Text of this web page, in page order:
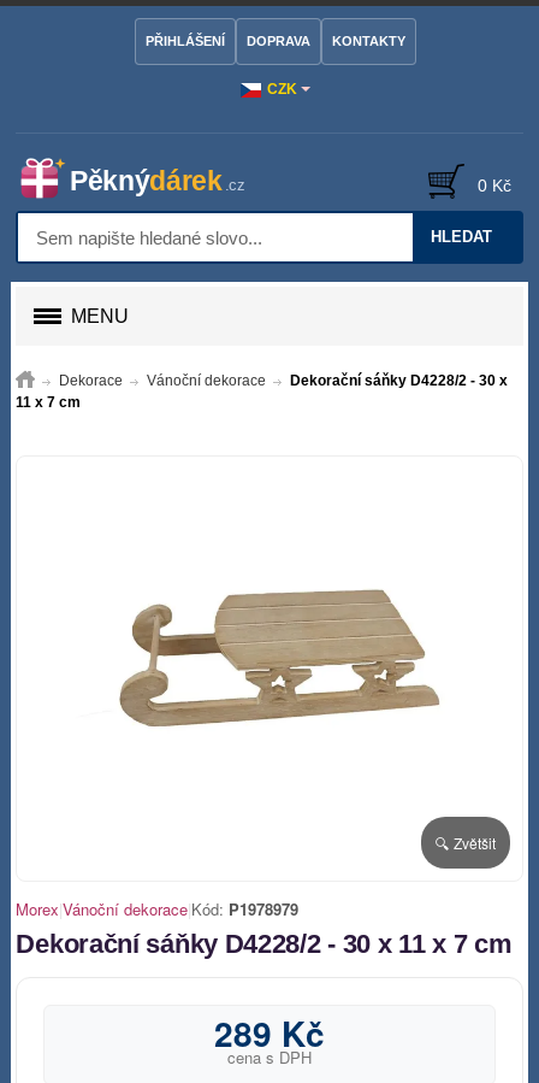
CZK
PŘIHLÁŠENÍ DOPRAVA KONTAKTY
HLEDAT
0 Kč
MENU
Dekorace Vánoční dekorace
Dekorační sáňky D4228/2 - 30 x
11 x 7 cm
🔍 Zvětšit
Morex|Vánoční dekorace|Kód: P1978979
Dekorační sáňky D4228/2 - 30 x 11 x 7 cm
289 Kč
cena s DPH